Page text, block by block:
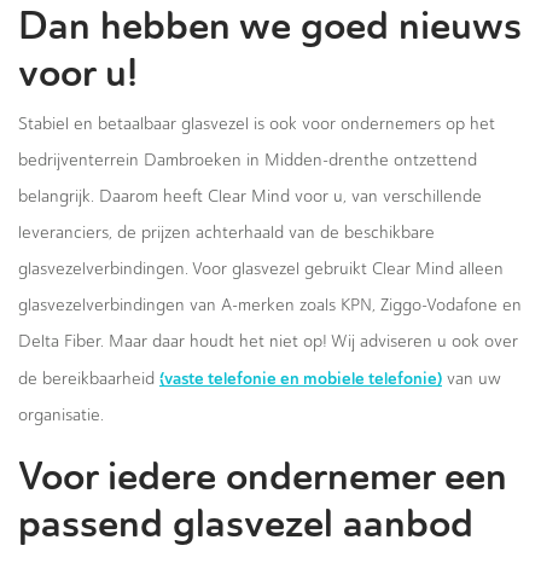
Dan hebben we goed nieuws
voor u!
Stabiel en betaalbaar glasvezel is ook voor ondernemers op het
bedrijventerrein Dambroeken in Midden-drenthe ontzettend
belangrijk. Daarom heeft Clear Mind voor u, van verschillende
leveranciers, de prijzen achterhaald van de beschikbare
glasvezelverbindingen. Voor glasvezel gebruikt Clear Mind alleen
glasvezelverbindingen van A-merken zoals KPN, Ziggo-Vodafone en
Delta Fiber. Maar daar houdt het niet op! Wij adviseren u ook over
de bereikbaarheid (vaste telefonie en mobiele telefonie) van uw
organisatie.
Voor iedere ondernemer een
passend glasvezel aanbod